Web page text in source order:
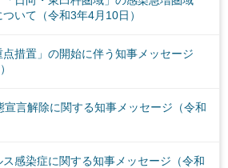
ついて（令和3年4月10日）
点措置」の開始に伴う知事メッセージ
宣言解除に関する知事メッセージ（令和
感染症に関する知事メッセージ（令和